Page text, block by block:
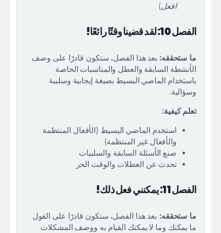
افعل)
الفصل 10: لقد قضينا وقتًا رائعًا!
ما ستحققه: بعد هذا الفصل، ستكون قادرًا على وصف
الأنشطة السابقة والعطل والمناسبات الخاصة
باستخدام الماضي البسيط بصيغة إيجابية وسلبية
وسؤالية.
تعلم كيفية:
استخدم الماضي البسيط (الأفعال المنتظمة
والأفعال غير المنتظمة)
صنع الأسئلة السابقة والسلبيات
تحدث عن العطلات والوقت الحر
الفصل 11: يمكنني فعل ذلك!
ما ستحققه: بعد هذا الفصل، ستكون قادرًا على القول
ما يمكنك وما لا يمكنك القيام به ووصف المشكلات